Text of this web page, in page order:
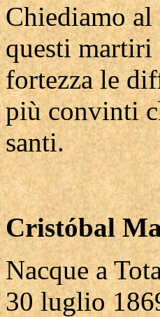
Chiediamo al
questi martiri
fortezza le
più convinti
santi.
Cristóbal
Nacque a
30 luglio